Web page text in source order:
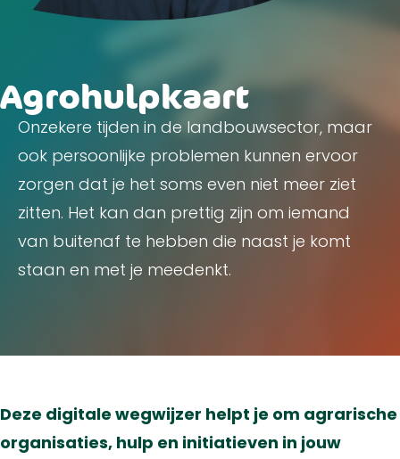
Agrohulpkaart
Onzekere tijden in de landbouwsector, maar
ook persoonlijke problemen kunnen ervoor
zorgen dat je het soms even niet meer ziet
zitten. Het kan dan prettig zijn om iemand
van buitenaf te hebben die naast je komt
staan en met je meedenkt.
Deze digitale wegwijzer helpt je om agrarische
organisaties, hulp en initiatieven in jouw